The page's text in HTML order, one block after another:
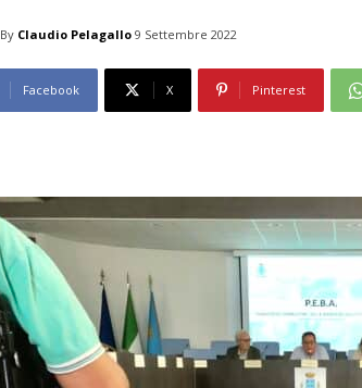
By Claudio Pelagallo 9 Settembre 2022
Facebook X Pinterest